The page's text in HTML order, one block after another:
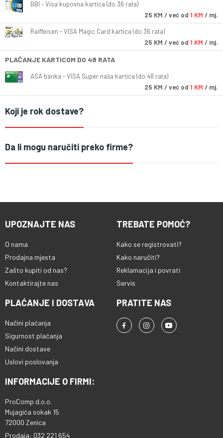
BBI - Visa kupovna kartica (do 36 rata)
25 KM / već od 1 KM / mj.
Raiffeisen - VISA Magic Card kartica (do 36 rata)
25 KM / već od 1 KM / mj.
PLAĆANJE KARTICOM DO 48 RATA
ASA banka - VISA Super naša kartica (do 48 rata)
25 KM / već od 1 KM / mj.
Koji je rok dostave?
Da li mogu naručiti preko firme?
UPOZNAJTE NAS
O nama
Prodajna mjesta
Zašto kupiti od nas?
Kontaktirajte nas
TREBATE POMOĆ?
Kako se registrovati?
Kako naručiti?
Reklamacija i povrati
Servis
PLAĆANJE I DOSTAVA
Načini plaćanja
Sigurnost plaćanja
Načini dostave
Uslovi poslovanja
PRATITE NAS
INFORMACIJE O FIRMI:
ProComp d.o.o.
Mujagića sokak 15
72000 Zenica
Prodaja: 032 221 654